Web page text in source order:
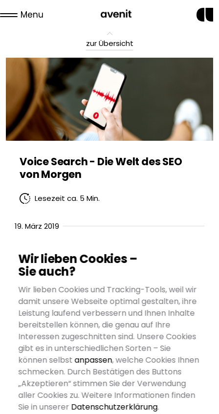
Wir lieben Cookies –
Sie auch?
Wir lieben Cookies und Tracking-Tools, weil wir
damit unsere Webseite optimal gestalten, ihre
Leistung laufend verbessern und Ihnen Inhalte
bereitstellen können, die genau auf Ihre
Interessen zugeschnitten sind. Unsere Cookies
gibt es in unterschiedlichen Sorten – Sie
können selbstanpassen, welche Cookies Ihnen
schmecken. Durch Bestätigen des Buttons
„Akzeptieren“ stimmen Sie der Verwendung
aller Cookies zu. Weitere Informationen finden
Sie in unserer Datenschutzerklärung.
zur Übersicht
Voice Search - Die Welt des SEO
von Morgen
Lesezeit ca. 5 Min.
19. März 2019
Informationen suchen, verändert sich.
Zunehmend verwenden Menschen die
Sprachsuche auf ihren Smartphones und
Tablets, Sprachassistenten wie Amazon Echo,
Google Home und Apple HomePod sind auf dem
Vormarsch.
2018 nutzen bereits über 1 Milliarde Menschen
virtuelle Assistenten, Prognosen zufolge sollen es
2021 bereits fast doppelt so viele sein. Laut
Sundar Pichai, CEO von Google, sind bereits heute
20% der Suchanfragen bei Google Sprachsuchen.
Schätzungen zufolge sollen bis 2020 50% aller
Menu